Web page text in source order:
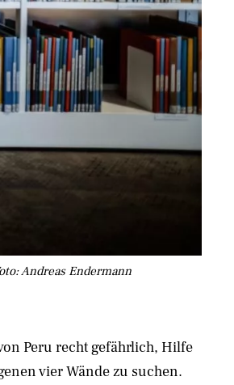
Andreas Endermann
vier Wände zu suchen.